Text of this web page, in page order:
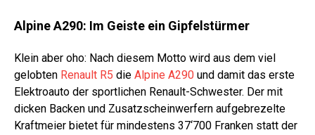
Alpine A290: Im Geiste ein Gipfelstürmer
Klein aber oho: Nach diesem Motto wird aus dem viel
gelobten Renault R5 die Alpine A290 und damit das erste
Elektroauto der sportlichen Renault-Schwester. Der mit
dicken Backen und Zusatzscheinwerfern aufgebrezelte
Kraftmeier bietet für mindestens 37‘700 Franken statt der